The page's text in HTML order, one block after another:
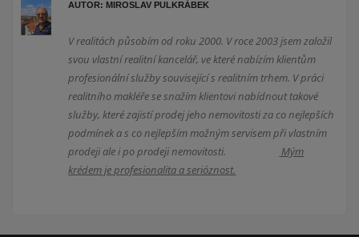
AUTOR: MIROSLAV PULKRÁBEK
V realitách působím od roku 2000. V roce 2003 jsem založil
svou vlastní realitní kancelář, ve které nabízím klientům
profesionální služby související s realitním trhem. V práci
realitního makléře se snažím klientovi nabídnout takové
služby, které zajistí prodej jeho nemovitosti za co nejlepších
podmínek a s co nejlepším možným servisem při vlastním
prodeji ale i po prodeji nemovitosti.
Mým
krédem je profesionalita a serióznost.